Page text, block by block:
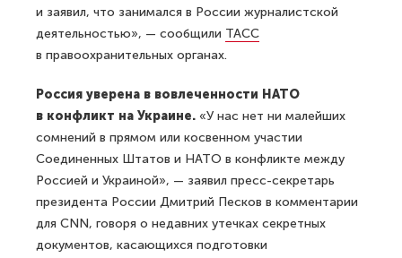
и заявил, что занимался в России журналистской
деятельностью», — сообщили ТАСС
в правоохранительных органах.
Россия уверена в вовлеченности НАТО
в конфликт на Украине. «У нас нет ни малейших
сомнений в прямом или косвенном участии
Соединенных Штатов и НАТО в конфликте между
Россией и Украиной», — заявил пресс-секретарь
президента России Дмитрий Песков в комментарии
для CNN, говоря о недавних утечках секретных
документов, касающихся подготовки